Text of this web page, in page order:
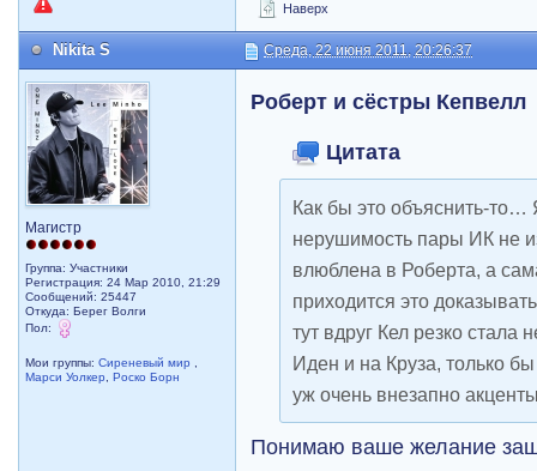
Наверх
Nikita S Среда, 22 июня 2011, 20:26:37
Магистр
Группа: Участники
Регистрация: 24 Мар 2010, 21:29
Сообщений: 25447
Откуда: Берег Волги
Пол:
Мои группы:Сиреневый мир
Марси Уолкер
,Роско Борн
Роберт и сёстры Кепвелл
Цитата
Как бы это объяснить-то…
нерушимость пары ИК не
влюблена в Роберта, а
приходится это
тут вдруг Кел резко стала
Иден и на Круза, только
уж очень внезапно
Понимаю ваше желание